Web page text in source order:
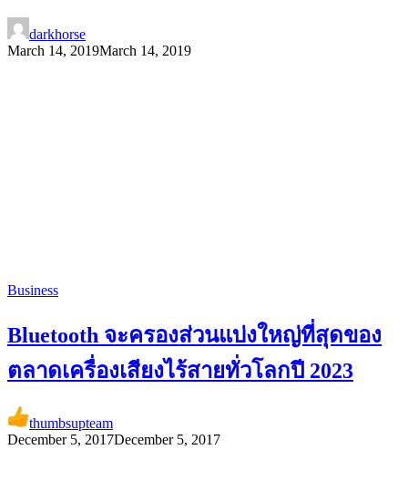
darkhorse
March 14, 2019March 14, 2019
Business
Bluetooth จะครองส่วนแบ่งใหญ่ที่สุดของ
ตลาดเครื่องเสียงไร้สายทั่วโลกปี 2023
thumbsupteam
December 5, 2017December 5, 2017